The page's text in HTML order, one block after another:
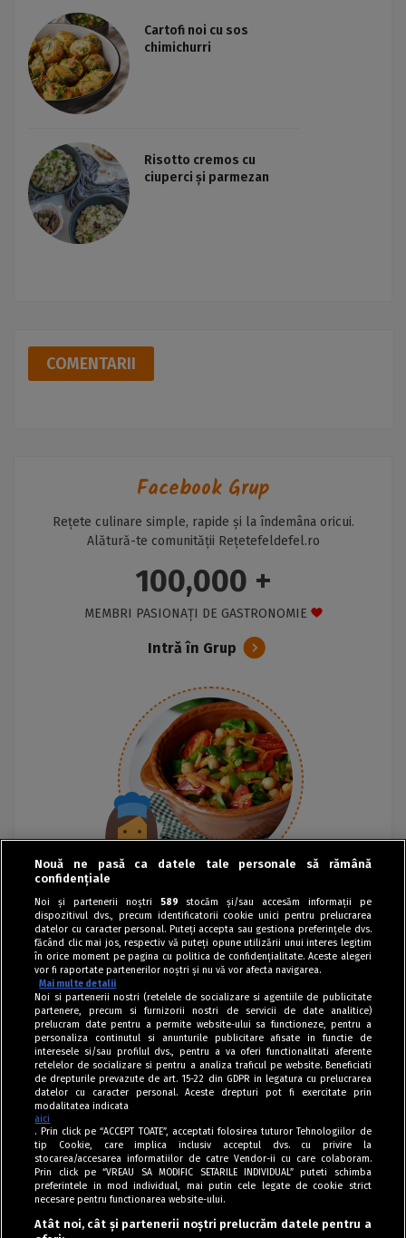
Cartofi noi cu sos
chimichurri
Risotto cremos cu
ciuperci și parmezan
COMENTARII
Facebook Grup
Rețete culinare simple, rapide și la îndemâna oricui.
Alătură-te comunității Rețetefeldefel.ro
100,000 +
MEMBRI PASIONAȚI DE GASTRONOMIE
Intră în Grup
Tag index
Program Antena 1
Nouă ne pasă ca datele tale personale să rămână
confidențiale
Noi și partenerii noștri 589 stocăm și/sau accesăm informații pe
dispozitivul dvs., precum identificatorii cookie unici pentru prelucrarea
datelor cu caracter personal. Puteți accepta sau gestiona preferințele dvs.
făcând clic mai jos, respectiv vă puteți opune utilizării unui interes legitim
în orice moment pe pagina cu politica de confidențialitate. Aceste alegeri
vor fi raportate partenerilor noștri și nu vă vor afecta navigarea.
Mai multe detalii
Noi si partenerii nostri (retelele de socializare si agentiile de publicitate
partenere, precum si furnizorii nostri de servicii de date analitice)
prelucram date pentru a permite website-ului sa functioneze, pentru a
personaliza continutul si anunturile publicitare afisate in functie de
interesele si/sau profilul dvs., pentru a va oferi functionalitati aferente
retelelor de socializare si pentru a analiza traficul pe website. Beneficiati
de drepturile prevazute de art. 15-22 din GDPR in legatura cu prelucrarea
datelor cu caracter personal. Aceste drepturi pot fi exercitate prin
modalitatea indicata
aici
. Prin click pe “ACCEPT TOATE”, acceptati folosirea tuturor Tehnologiilor de
tip Cookie, care implica inclusiv acceptul dvs. cu privire la
stocarea/accesarea informatiilor de catre Vendor-ii cu care colaboram.
Prin click pe “VREAU SA MODIFIC SETARILE INDIVIDUAL” puteti schimba
preferintele in mod individual, mai putin cele legate de cookie strict
necesare pentru functionarea website-ului.
Atât noi, cât și partenerii noștri prelucrăm datele pentru a